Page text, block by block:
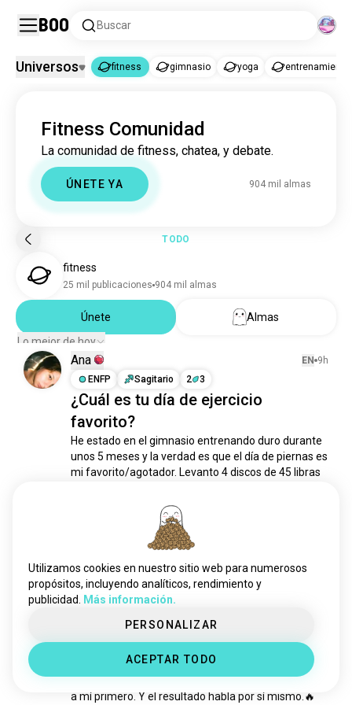
Boo Buscar
fitness
gimnasio 2,2 M almas
yoga
Universos fitness gimnasio yoga entrenamiento
Fitness Comunidad
La comunidad de fitness, chatea, y debate.
ÚNETE YA 904 mil almas
TODO
fitness
25 mil publicaciones 904 mil almas
Únete
Almas
Lo mejor de hoy
Ana EN 9h
ENFP
Sagitario 2 3
¿Cuál es tu día de ejercicio
favorito?
He estado en el gimnasio entrenando duro durante
unos 5 meses y la verdad es que el día de piernas es
mi favorito/agotador. Levanto 4 discos de 45 libras
INTP
Piscis
Por qué creo que nunca es
físicamente sino también mentalmente. Entre un
lugar de trabajo tóxico y una relación, no había
mucho que saliera a mi favor. Pero decidí ponerme
a mí primero. Y el resultado habla por sí mismo.🔥
Utilizamos cookies en nuestro sitio web para numerosos
propósitos, incluyendo analíticos, rendimiento y
publicidad.
Más información.
PERSONALIZAR
ACEPTAR TODO